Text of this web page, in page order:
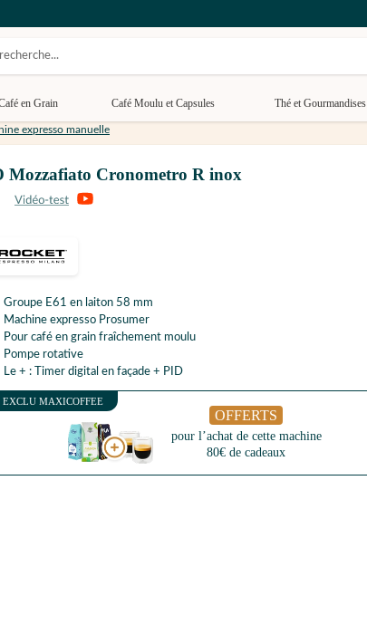
en Grain Café Moulu et Capsules Thé et Gourmandises
expresso manuelle
Mozzafiato Cronometro R inox
Groupe E61 en laiton 58 mm
Machine expresso Prosumer
Pour café en grain fraîchement moulu
Pompe rotative
Le + : Timer digital en façade + PID
EXCLU MAXICOFFEE
OFFERTS
pour l’achat de cette machine
80€ de cadeaux